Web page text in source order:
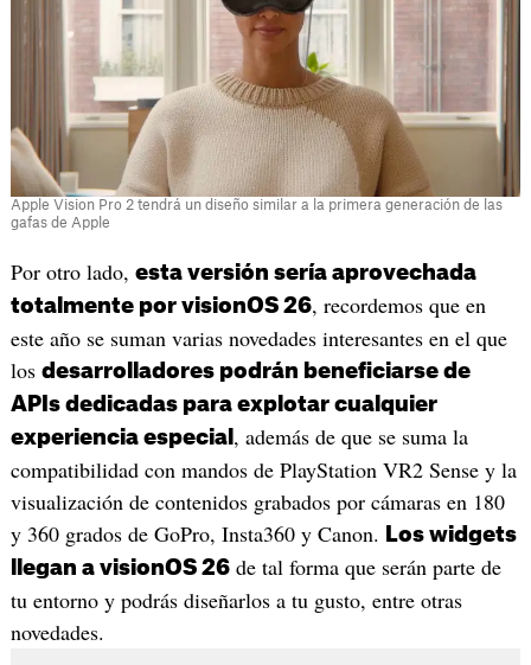
Apple Vision Pro 2 tendrá un diseño similar a la primera generación de las
gafas de Apple
Por otro lado, esta versión sería aprovechada
totalmente por visionOS 26, recordemos que en
este año se suman varias novedades interesantes en el que
los desarrolladores podrán beneficiarse de
APIs dedicadas para explotar cualquier
experiencia especial , además de que se suma la
compatibilidad con mandos de PlayStation VR2 Sense y la
visualización de contenidos grabados por cámaras en 180
y 360 grados de GoPro, Insta360 y Canon.
Los widgets
llegan a visionOS 26de tal forma que serán parte de
tu entorno y podrás diseñarlos a tu gusto, entre otras
novedades.